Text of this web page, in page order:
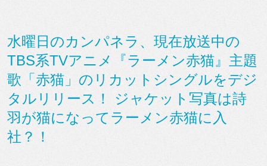
水曜日のカンパネラ、現在放送中の
TBS系TVアニメ『ラーメン赤猫』主題
歌「赤猫」のリカットシングルをデジ
タルリリース！ ジャケット写真は詩
羽が猫になってラーメン赤猫に入
社？！